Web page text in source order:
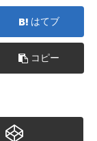
はてブ
コピー